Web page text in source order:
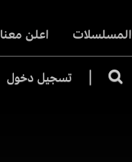
المسلسلات اعلن معنا
| تسجيل دخول